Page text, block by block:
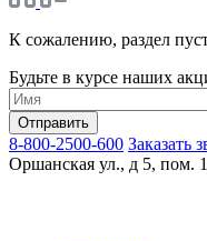
К сожалению, раздел
Будьте в курсе наших
8-800-2500-600 Заказать
Оршанская ул., д 5, пом.